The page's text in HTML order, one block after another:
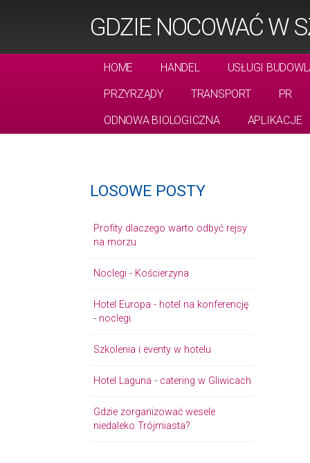
GDZIE NOCOWAĆ W
HOME HANDEL
USŁUGI
PRZYRZĄDY
TRANSPORT
PR
ODNOWA BIOLOGICZNA
APLIKACJE
LOSOWE POSTY
Profity dlaczego warto odbyć rejsy
na morzu
Noclegi - Kościerzyna
Hotel Europa - hotel na konferencję
- noclegi.
Szkolenia i eventy w hotelu
Hotel Laguna - catering w Gliwicach
Gdzie zorganizować wesele
niedaleko Trójmiasta?